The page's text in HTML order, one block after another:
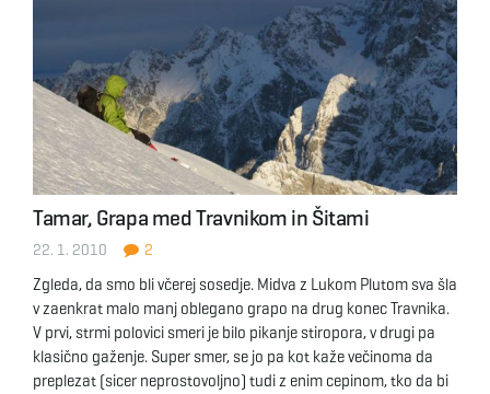
Tamar, Grapa med Travnikom in Šitami
22. 1. 2010 2
Zgleda, da smo bli včerej sosedje. Midva z Lukom Plutom sva šla
v zaenkrat malo manj oblegano grapo na drug konec Travnika.
V prvi, strmi polovici smeri je bilo pikanje stiropora, v drugi pa
klasično gaženje. Super smer, se jo pa kot kaže večinoma da
preplezat (sicer neprostovoljno) tudi z enim cepinom, tko da bi